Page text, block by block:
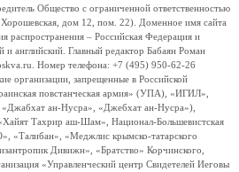
Общество с ограниченной ответственностью
дом 12, пом. 22). Доменное имя сайта
распространения – Российская Федерация и
английский. Главный редактор Бабаян Роман
Номер телефона: +7 (495) 950-62-26
организации, запрещенные в Российской
повстанческая армия» (УПА), «ИГИЛ»,
ан-Нусра», «Джебхат ан-Нусра»),
Тахрир аш-Шам», Национал-Большевистская
«Меджлис крымско-татарского
Дивижн», «Братство» Корчинского,
«Управленческий центр Свидетелей Иеговы